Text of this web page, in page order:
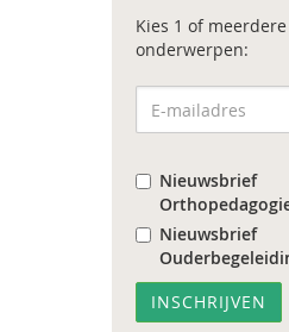
Kies 1 of meerdere
onderwerpen:
Nieuwsbrief
Nieuwsbrief